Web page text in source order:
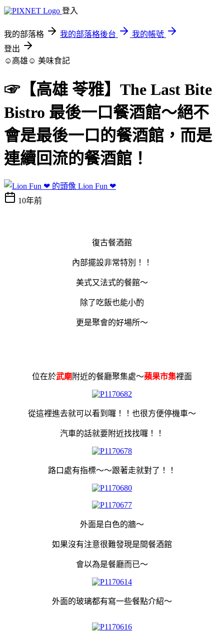
登入
我的部落格 我的部落格後台
我的帳號
登出
☺高雄☺ 美味食記
☞【高雄 苓雅】The Last Bite
Bistro 最後一口餐酒館～絕不
會是最後一口的餐酒館，而是
連續回流的餐酒館！
Lion Fun ❤
10年前
復古餐酒館
內部擺設非常特別！！
美式又法式的餐館～
除了吃飯也能小酌
更是聚會的好場所～
位在於武廟附近的餐廳聚集處～蘋果市集裡面
從這裡進去就可以看到囉！！也很方便停機車～
汽車的話就要附近找找囉！！
路口處有指標～～跟著走就對了！！
外面是白色的牆～
如果沒有注意很難發現是間餐酒館
會以為是餐廳而已～
外面的玻璃都有寫一些餐點介紹～